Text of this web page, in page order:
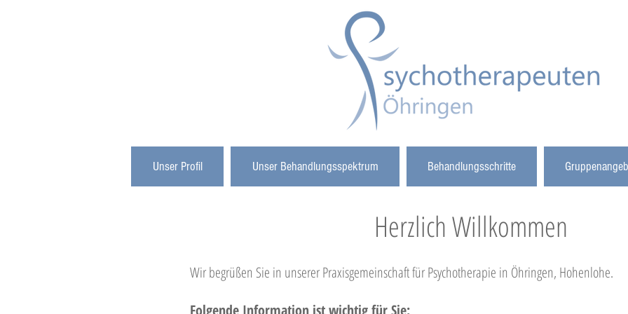
Unser Profil Unser Behandlungsspektrum Behandlungsschritte
Herzlich Willkommen
Wir begrüßen Sie in unserer Praxisgemeinschaft für Psychotherapie in Öhringen, Hohenlohe.
Folgende Information ist wichtig für Sie: